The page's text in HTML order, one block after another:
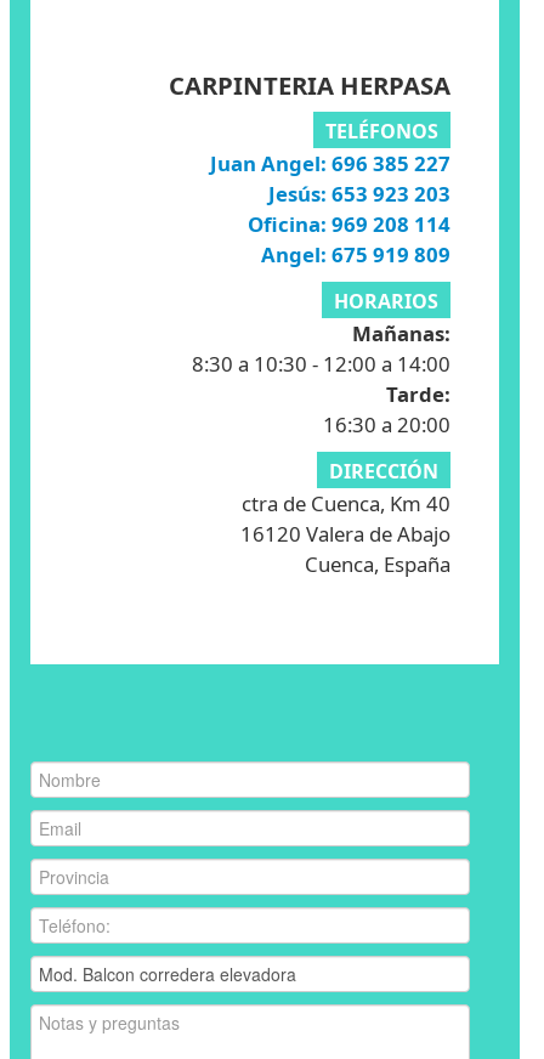
CARPINTERIA HERPASA
TELÉFONOS
Juan Angel: 696 385 227
Jesús: 653 923 203
Oficina: 969 208 114
Angel: 675 919 809
HORARIOS
Mañanas:
8:30 a 10:30 - 12:00 a 14:00
Tarde:
16:30 a 20:00
DIRECCIÓN
ctra de Cuenca, Km 40
16120 Valera de Abajo
Cuenca, España